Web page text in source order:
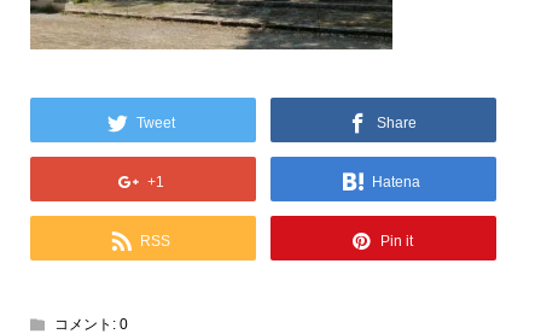
Tweet Share
+1 Hatena
RSS Pin it
コメント: 0